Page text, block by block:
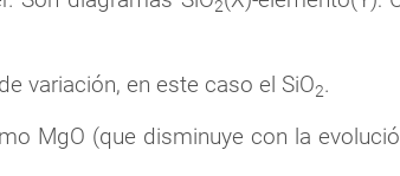
2
variación, en este caso el SiO2.
MgO (que disminuye con la